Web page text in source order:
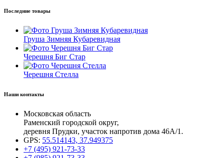
Последние товары
Груша Зимняя Кубаревидная
Черешня Биг Стар
Черешня Стелла
Наши контакты
Московская область
Раменский городской округ,
деревня Прудки, участок напротив дома 46А/1.
GPS: 55.514143, 37.949375
+7 (495) 921-73-33